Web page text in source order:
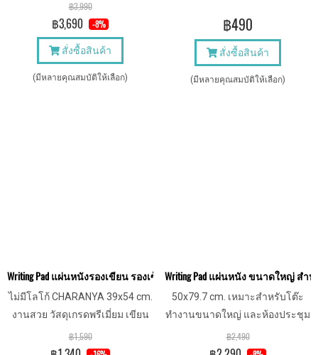
฿3,990
฿3,690 -8%
สั่งซื้อสินค้า
(มีหลายคุณสมบัติให้เลือก)
฿490
สั่งซื้อสินค้า
(มีหลายคุณสมบัติให้เลือก)
Writing Pad แผ่นหนังรองเขียน รองเซ็นต์เอกสาร วาง A3 ได้
ไม่มีโลโก้ CHARANYA 39x54 cm.
งานสวย วัสดุเกรดพรีเมี่ยม เขียน
สนุก เหมาะสำหรับห้องประชุม
โต๊ะทำงาน วาง A3 ได้
฿1,590
Writing Pad แผ่นหนัง ขนาดใหญ่ สำ
50x79.7 cm. เหมาะสำหรับโต๊ะ
ทำงานขนาดใหญ่ และห้องประชุม
฿2,490